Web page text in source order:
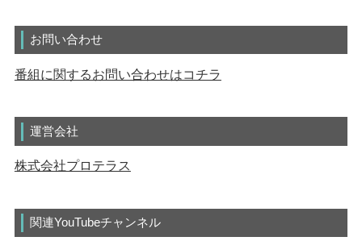
お問い合わせ
番組に関するお問い合わせはコチラ
運営会社
株式会社プロテラス
関連YouTubeチャンネル